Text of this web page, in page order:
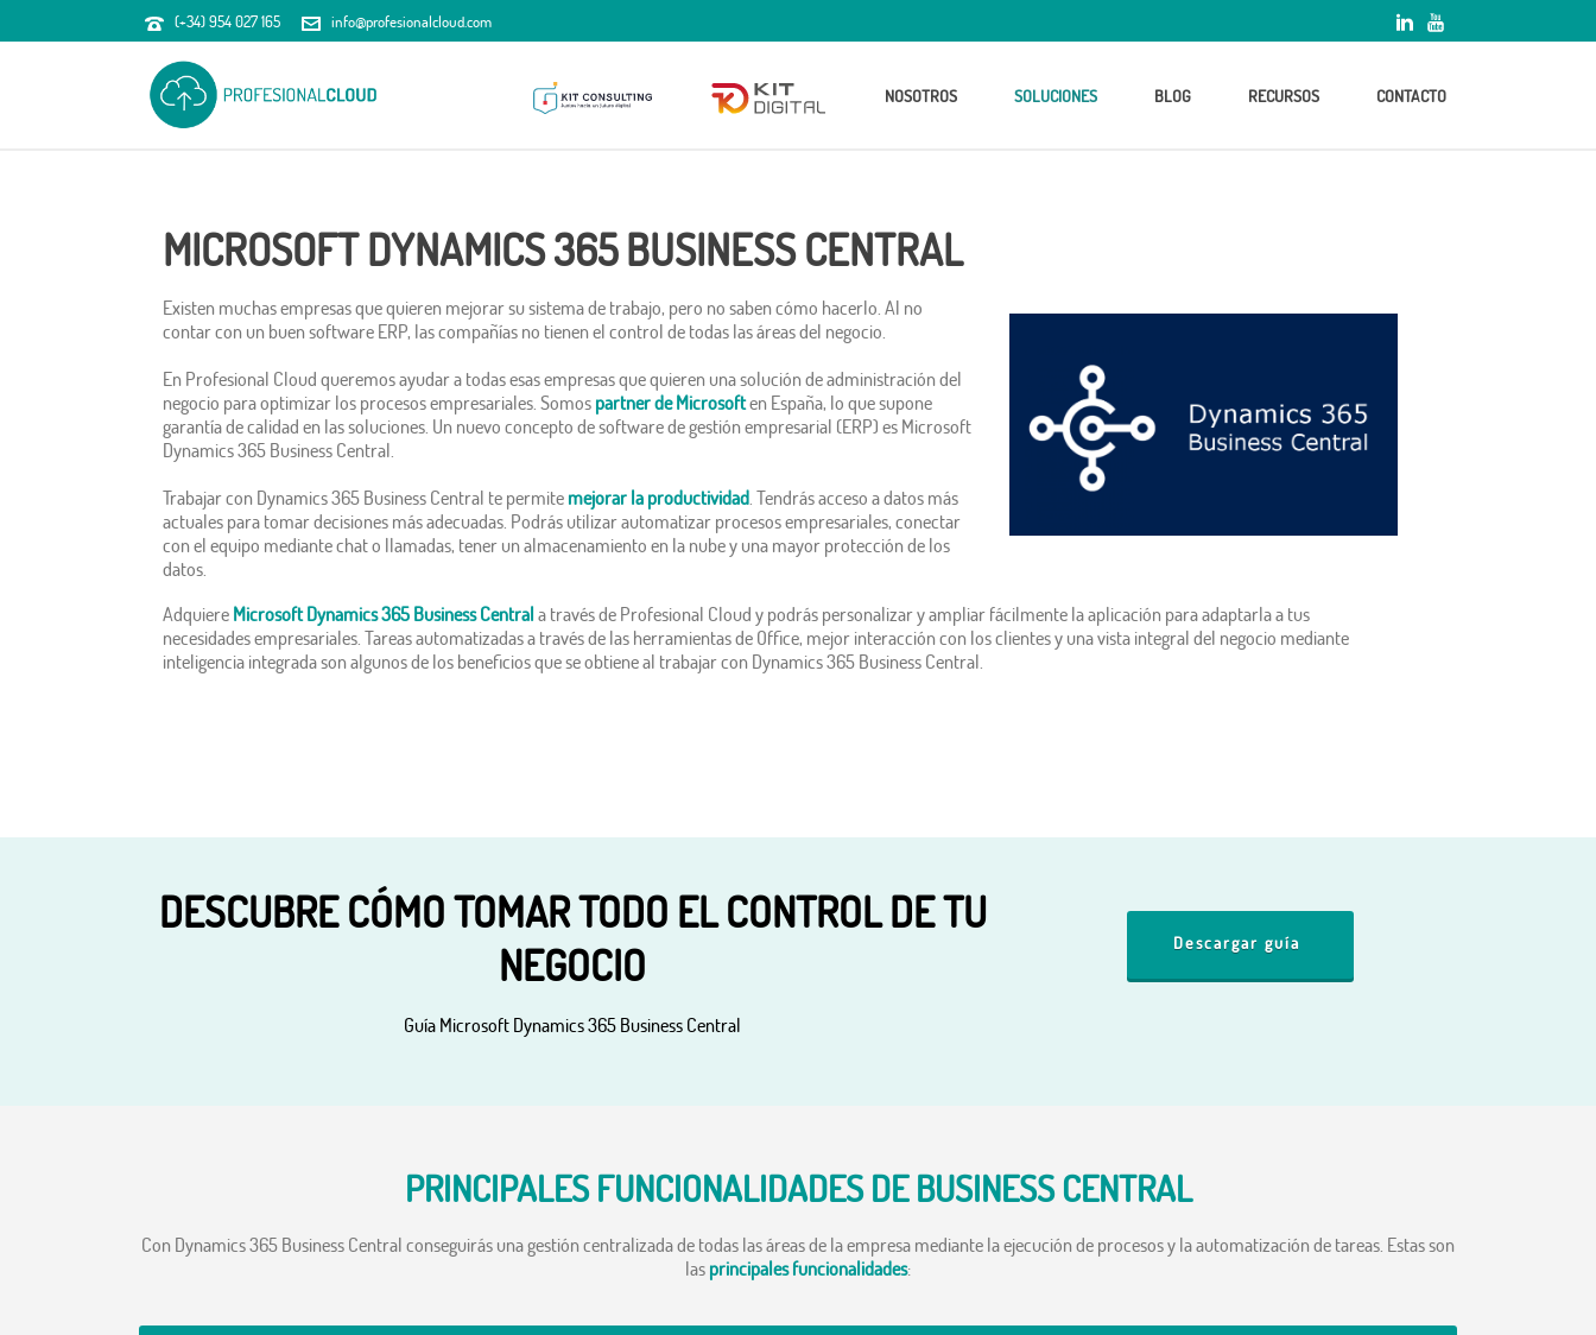
(+34) 954 027 165 info@profesionalcloud.com
NOSOTROS SOLUCIONES BLOG RECURSOS CONTACTO
MICROSOFT DYNAMICS 365 BUSINESS CENTRAL
Existen muchas empresas que quieren mejorar su sistema de trabajo, pero no saben cómo hacerlo. Al no
contar con un buen software ERP, las compañías no tienen el control de todas las áreas del negocio.
En Profesional Cloud queremos ayudar a todas esas empresas que quieren una solución de administración del
negocio para optimizar los procesos empresariales. Somos partnerde Microsoften España, lo que supone
garantía de calidad en las soluciones. Un nuevo concepto de software de gestión empresarial (ERP) es Microsoft
Dynamics 365 Business Central.
Trabajar con Dynamics 365 Business Central te permite mejorar la productividad. Tendrás acceso a datos más
actuales para tomar decisiones más adecuadas. Podrás utilizar automatizar procesos empresariales, conectar
con el equipo mediante chat o llamadas, tener un almacenamiento en la nube y una mayor protección de los
datos.
Adquiere Microsoft Dynamics 365 Business Central a través de Profesional Cloud y podrás personalizar y ampliar fácilmente la aplicación para adaptarla a tus
necesidades empresariales. Tareas automatizadas a través de las herramientas de Office, mejor interacción con los clientes y una vista integral del negocio mediante
inteligencia integrada son algunos de los beneficios que se obtiene al trabajar con Dynamics 365 Business Central.
DESCUBRE CÓMO TOMAR TODO EL CONTROL DE TU
NEGOCIO
Guía Microsoft Dynamics 365 Business Central
Descargar guía
PRINCIPALES FUNCIONALIDADES DE BUSINESS CENTRAL
Con Dynamics 365 Business Central conseguirás una gestión centralizada de todas las áreas de la empresa mediante la ejecución de procesos y la automatización de tareas. Estas son
las principales funcionalidades: